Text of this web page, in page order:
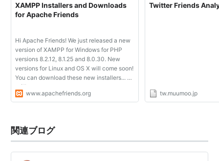
XAMPP Installers and Downloads
for Apache Friends
Hi Apache Friends! We just released a new
version of XAMPP for Windows for PHP
versions 8.2.12, 8.1.25 and 8.0.30. New
versions for Linux and OS X will come soon!
You can download these new installers... 更
に詳しく » Apache Friends について Apache
Friends は、Apache ウェブ サーバーの振興
www.apachefriends.org
Twitter Friends
tw.muumoo.jp
関連ブログ